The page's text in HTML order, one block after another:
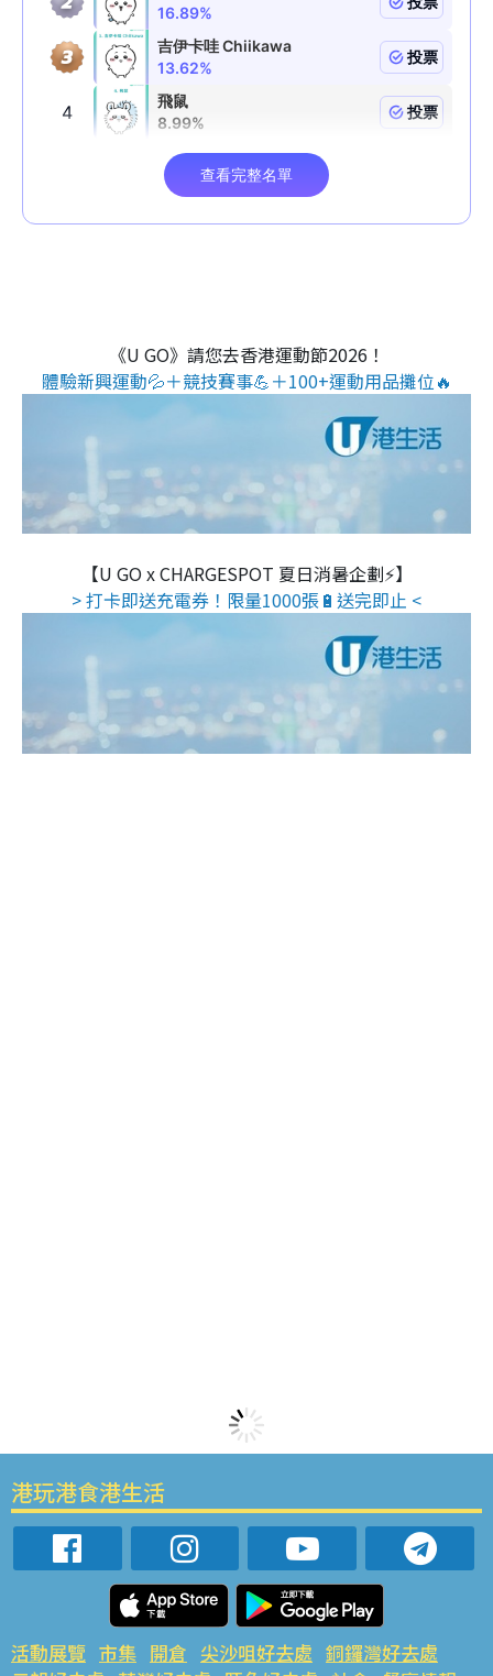
《U GO》請您去香港運動節2026！
體驗新興運動💦＋競技賽事💪＋100+運動用品攤位🔥
【U GO x CHARGESPOT 夏日消暑企劃⚡】
> 打卡即送充電券！限量1000張🔋送完即止 <
港玩港食港生活
活動展覽 市集 開倉 尖沙咀好去處 銅鑼灣好去處